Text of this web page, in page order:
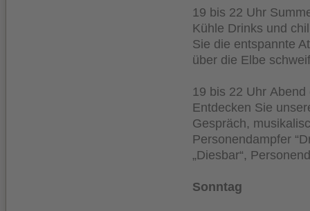
19 bis 22 Uhr
Kühle Drinks und
Sie die entspannte
über die Elbe
19 bis 22 Uhr
Entdecken Sie
Gespräch,
Personendampfer
„Diesbar“,
Sonntag